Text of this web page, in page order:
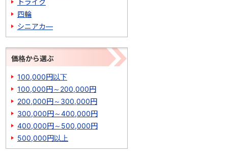
四輪
シニアカ―
価格から選ぶ
100,000円以下
100,000円～200,000円
200,000円～300,000円
300,000円～400,000円
400,000円～500,000円
500,000円以上